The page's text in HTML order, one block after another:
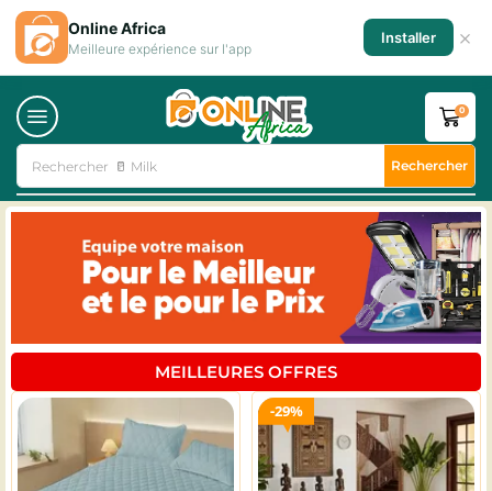
Rechercher ♻️ Tél. d'occasion Rechercher
0
MEILLEURES OFFRES
29%
Online Africa
Meilleure expérience sur l'app
Installer ×